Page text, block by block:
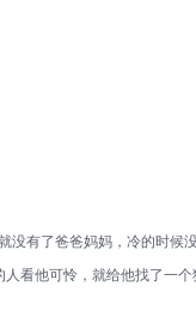
有了爸爸妈妈，冷的时
看他可怜，就给他找了一